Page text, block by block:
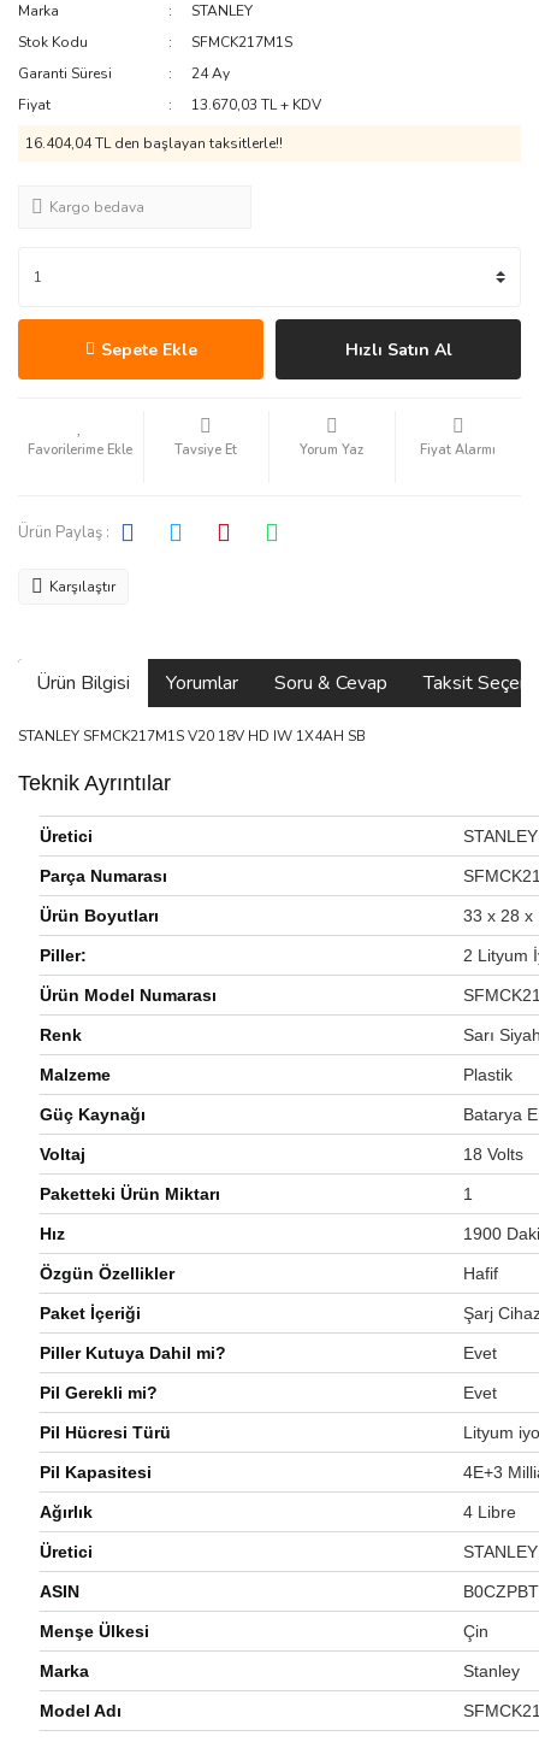
Marka
STANLEY
Stok Kodu
SFMCK217M1S
Garanti Süresi
24 Ay
Fiyat
13.670,03 TL + KDV
16.404,04 TL den başlayan taksitlerle!!
Kargo bedava
Sepete Ekle Hızlı Satın Al
Tavsiye Et Yorum Yaz Fiyat Alarmı
Ürün Paylaş :
Karşılaştır
Ürün Bilgisi Yorumlar Soru & Cevap Taksit
STANLEY SFMCK217M1S V20 18V HD IW 1X4AH SB
Teknik Ayrıntılar
Üretici
Parça Numarası
Ürün Boyutları ‎33 x 28 x
Piller: ‎2 Lityum
Ürün Model Numarası
Renk ‎Sarı
Malzeme ‎Plastik
Güç Kaynağı ‎Batarya
Voltaj ‎18 Volts
Paketteki Ürün Miktarı ‎1
Hız ‎1900
Özgün Özellikler ‎Hafif
Paket İçeriği ‎Şarj
Piller Kutuya Dahil mi? ‎Evet
Pil Gerekli mi? ‎Evet
Pil Hücresi Türü ‎Lityum
Pil Kapasitesi ‎4E+3
Ağırlık ‎4 Libre
Üretici
ASIN
Menşe Ülkesi ‎Çin
Marka ‎Stanley
Model Adı